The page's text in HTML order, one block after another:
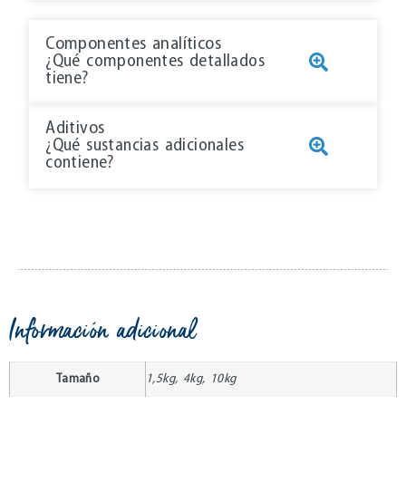
Componentes analíticos
¿Qué componentes detallados
tiene?
Aditivos
¿Qué sustancias adicionales
contiene?
Información adicional
Tamaño 1,5kg, 4kg, 10kg